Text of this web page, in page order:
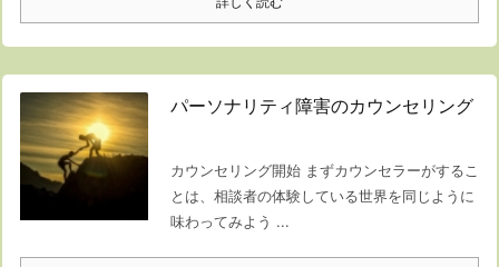
パーソナリティ障害のカウンセリング
カウンセリング開始 まずカウンセラーがするこ
とは、相談者の体験している世界を同じように
味わってみよう ...